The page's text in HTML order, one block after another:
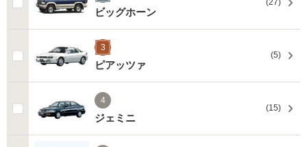
ビッグホーン
(27)
3
ピアッツァ
(5)
4
ジェミニ
(15)